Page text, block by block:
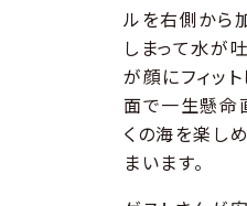
ルを右側から
しまって水が
が顔にフィッ
面で一生懸命
くの海を楽し
まいます。